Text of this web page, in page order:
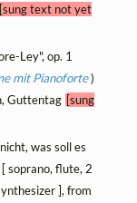
[sung text not yet
Ley", op. 1
mit Pianoforte)
Guttentag [sung
was soll es
soprano, flute, 2
], from